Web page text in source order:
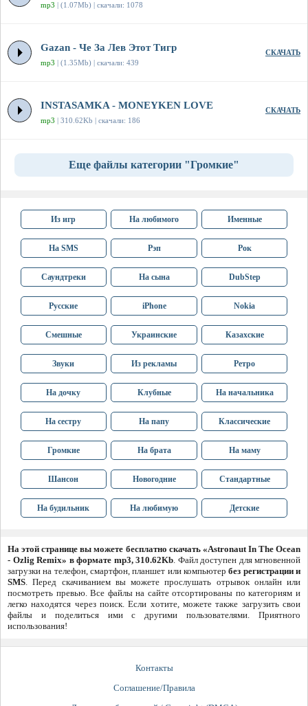
mp3 | (1.07Mb) | скачали: 1078
Gazan - Че За Лев Этот Тигр
mp3 | (1.35Mb) | скачали: 439
СКАЧАТЬ
INSTASAMKA - MONEYKEN LOVE
mp3 | 310.62Kb | скачали: 186
СКАЧАТЬ
Еще файлы категории "Громкие"
Из игр На любимого Именные
На SMS Рэп Рок
Саундтреки На сына DubStep
Русские iPhone Nokia
Смешные Украинские Казахские
Звуки Из рекламы Ретро
На дочку Клубные На начальника
На сестру На папу Классические
Громкие На брата На маму
Шансон Новогодние Стандартные
На будильник На любимую Детские
На этой странице вы можете бесплатно скачать «Astronaut In The Ocean
- Ozlig Remix» в формате mp3, 310.62Kb. Файл доступен для мгновенной
загрузки на телефон, смартфон, планшет или компьютербез регистрации и
SMS. Перед скачиванием вы можете прослушать отрывок онлайн или
посмотреть превью. Все файлы на сайте отсортированы по категориям и
легко находятся через поиск. Если хотите, можете также загрузить свои
файлы и поделиться ими с другими пользователями. Приятного
использования!
Контакты
Соглашение/Правила